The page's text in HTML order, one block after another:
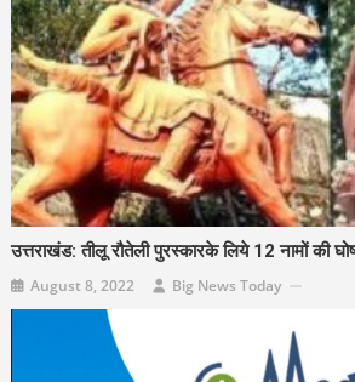
उत्तराखंड: तीलू रौतेली पुरस्कारके लिये 12 नामों की
August 8, 2022 Big News Today